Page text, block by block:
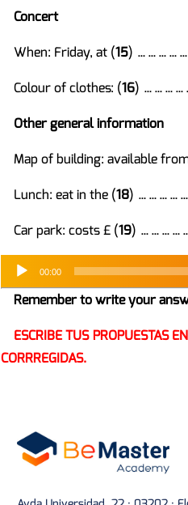
Concert
When: Friday, at (15)
Colour of clothes: (16)
Other general information
Map of building: available
Lunch: eat in the (18)
Car park: costs £ (19)
00:00
Remember to write your
ESCRIBE TUS PROPUESTAS
CORRREGIDAS.